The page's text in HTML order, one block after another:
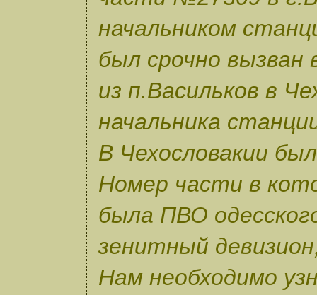
начальником
был срочно
из п.Васильков в
начальника
В Чехословакии
Номер части в
была ПВО
зенитный
Нам необходимо